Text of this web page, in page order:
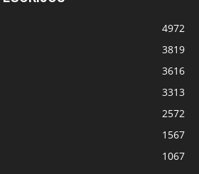
4972
3819
3616
3313
2572
1567
1067